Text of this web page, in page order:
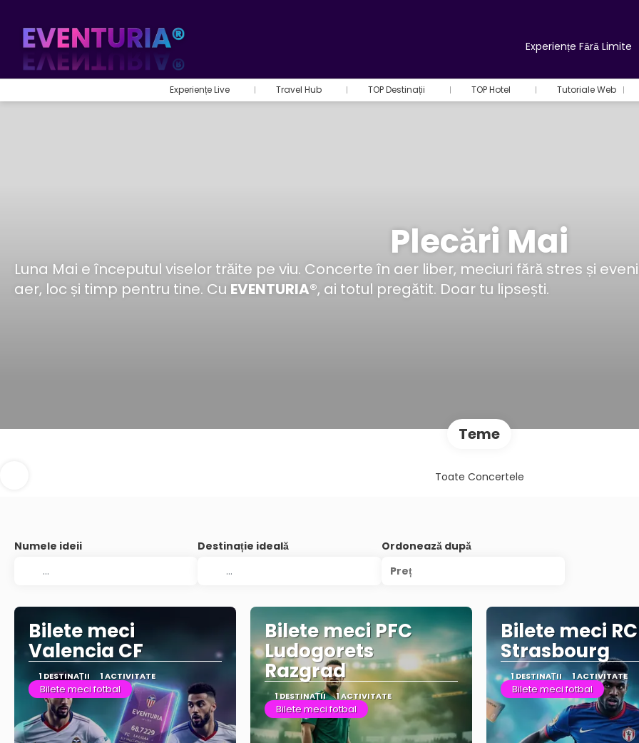
Experiențe Fără Limite
Experiențe Live Travel Hub TOP Destinații TOP Hotel Tutoriale Web
Plecări Mai
Luna Mai e începutul viselor trăite pe viu. Concerte în aer liber, meciuri fără stres și
aer, loc și timp pentru tine. Cu EVENTURIA®, ai totul pregătit. Doar tu lipsești.
Teme
Toate Concertele
Numele ideii Destinație ideală
Ordonează după
Preț
Bilete meci
Valencia CF
1 DESTINAŢII 1 ACTIVITATE
Bilete meci fotbal
Bilete meci PFC
Ludogorets
Razgrad
1 DESTINAŢII 1 ACTIVITATE
Bilete meci fotbal
Bilete meci RC
Strasbourg
1 DESTINAŢII 1 ACTIVITATE
Bilete meci fotbal